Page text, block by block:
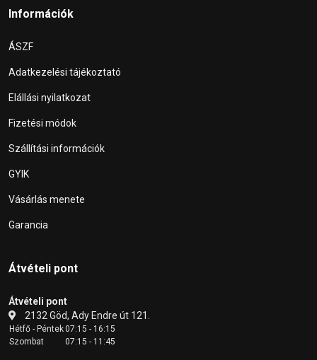
Információk
ÁSZF
Adatkezelési tájékoztató
Elállási nyilatkozat
Fizetési módok
Szállítási információk
GYIK
Vásárlás menete
Garancia
Átvételi pont
Átvételi pont
2132 Göd, Ady Endre út 121.
Hétfő - Péntek07:15 - 16:15
Szombat
07:15 - 11:45